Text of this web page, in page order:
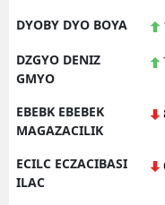
DYOBY DYO BOYA
DZGYO DENIZ
GMYO
EBEBK EBEBEK
MAGAZACILIK
ECILC ECZACIBASI
ILAC